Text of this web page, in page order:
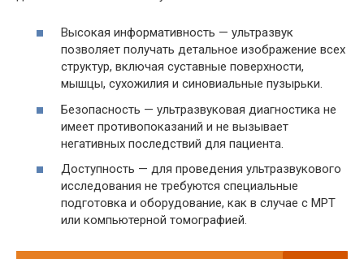
Высокая информативность — ультразвук
позволяет получать детальное изображение всех
структур, включая суставные поверхности,
мышцы, сухожилия и синовиальные пузырьки.
Безопасность — ультразвуковая диагностика не
имеет противопоказаний и не вызывает
негативных последствий для пациента.
Доступность — для проведения ультразвукового
исследования не требуются специальные
подготовка и оборудование, как в случае с МРТ
или компьютерной томографией.